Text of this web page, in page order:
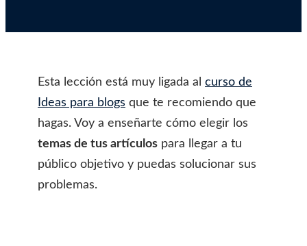
Esta lección está muy ligada al curso de
Ideas para blogs que te recomiendo que
hagas. Voy a enseñarte cómo elegir los
temas de tus artículos para llegar a tu
público objetivo y puedas solucionar sus
problemas.